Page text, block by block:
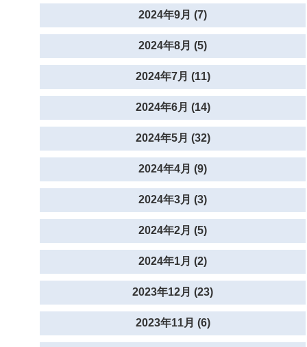
2024年9月 (7)
2024年8月 (5)
2024年7月 (11)
2024年6月 (14)
2024年5月 (32)
2024年4月 (9)
2024年3月 (3)
2024年2月 (5)
2024年1月 (2)
2023年12月 (23)
2023年11月 (6)